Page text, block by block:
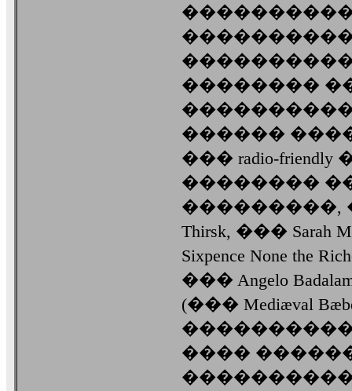
�������� ���
����������
������
��� radio-
��������
���������,
Thirsk, ��� Sarah
Sixpence None the
��� Angelo
(��� Mediæval
����������
����
����������